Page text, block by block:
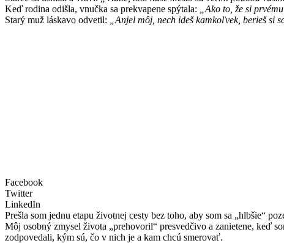
Keď rodina odišla, vnučka sa prekvapene spýtala:
„Ako to, že si
Starý muž láskavo odvetil:
„Anjel môj, nech ideš kamkoľvek, berieš si
Facebook
Twitter
LinkedIn
Prešla som jednu etapu životnej cesty bez toho, aby som sa „hlbšie“
Môj osobný zmysel života „prehovoril“ presvedčivo a zanietene, keď
zodpovedali, kým sú, čo v nich je a kam chcú smerovať.